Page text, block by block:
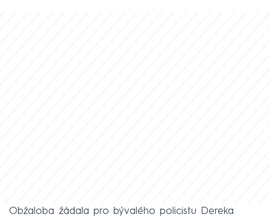
Obžaloba žádala pro bývalého policistu Dereka